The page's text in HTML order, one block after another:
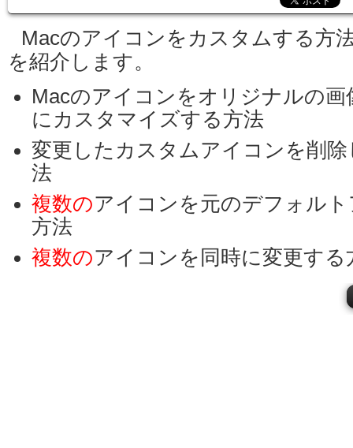
Macのアイコンをカスタムする方
を紹介します。
Macのアイコンをオリジナルの画
にカスタマイズする方法
変更したカスタムアイコンを削
法
複数のアイコンを元のデフォル
方法
複数のアイコンを同時に変更する